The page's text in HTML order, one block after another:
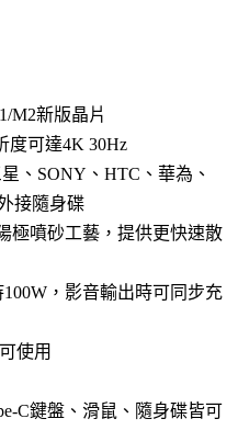
M2新版晶片
度可達4K 30Hz
、SONY、HTC、華為、
接隨身碟
極噴砂工藝，提供更快速散
，影音輸出時可同步充
使用
C鍵盤、滑鼠、隨身碟皆可